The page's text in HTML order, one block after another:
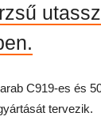
C919-es és
tervezik.